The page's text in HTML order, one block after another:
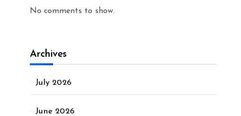
No comments to show.
Archives
July 2026
June 2026